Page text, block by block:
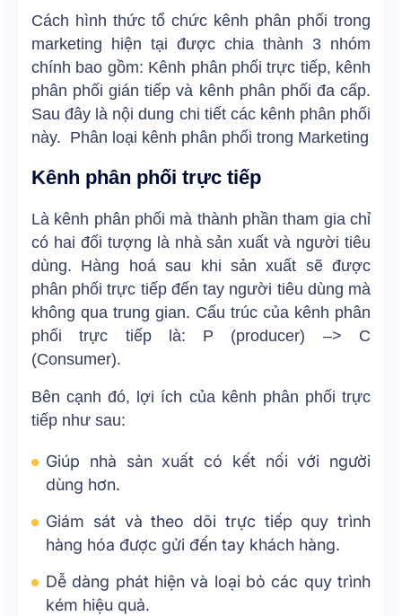
Cách hình thức tổ chức kênh phân phối trong
marketing hiện tại được chia thành 3 nhóm
chính bao gồm: Kênh phân phối trực tiếp, kênh
phân phối gián tiếp và kênh phân phối đa cấp.
Sau đây là nội dung chi tiết các kênh phân phối
này. Phân loại kênh phân phối trong Marketing
Kênh phân phối trực tiếp
Là kênh phân phối mà thành phần tham gia chỉ
có hai đối tượng là nhà sản xuất và người tiêu
dùng. Hàng hoá sau khi sản xuất sẽ được
phân phối trực tiếp đến tay người tiêu dùng mà
không qua trung gian. Cấu trúc của kênh phân
phối trực tiếp là: P (producer) –> C
(Consumer).
Bên cạnh đó, lợi ích của kênh phân phối trực
tiếp như sau:
Giúp nhà sản xuất có kết nối với người
dùng hơn.
Giám sát và theo dõi trực tiếp quy trình
hàng hóa được gửi đến tay khách hàng.
Dễ dàng phát hiện và loại bỏ các quy trình
kém hiệu quả.